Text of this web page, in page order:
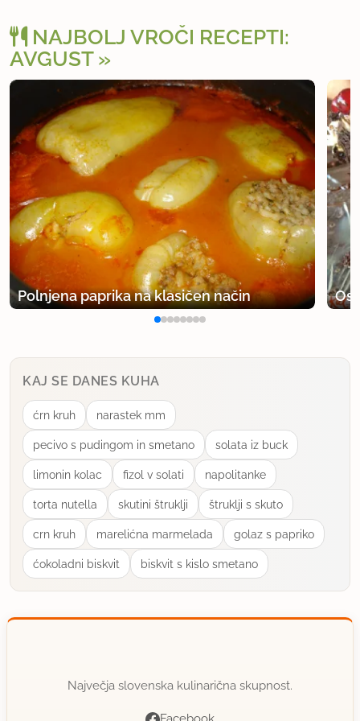
NAJBOLJ VROČI RECEPTI:
AVGUST
Polnjena paprika na klasičen način
KAJ SE DANES KUHA
ćrn kruh narastek mm
pecivo s pudingom in smetano solata iz buck
limonin kolac fizol v solati napolitanke
torta nutella skutini štruklji štruklji s skuto
crn kruh marelićna marmelada golaz s papriko
ćokoladni biskvit biskvit s kislo smetano
Največja slovenska kulinarična skupnost.